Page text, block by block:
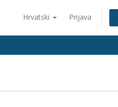
Hrvatski Prijava